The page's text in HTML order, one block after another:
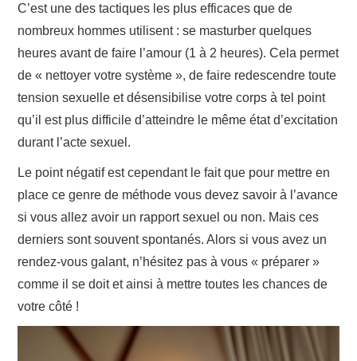
C’est une des tactiques les plus efficaces que de
nombreux hommes utilisent : se masturber quelques
heures avant de faire l’amour (1 à 2 heures). Cela permet
de « nettoyer votre système », de faire redescendre toute
tension sexuelle et désensibilise votre corps à tel point
qu’il est plus difficile d’atteindre le même état d’excitation
durant l’acte sexuel.
Le point négatif est cependant le fait que pour mettre en
place ce genre de méthode vous devez savoir à l’avance
si vous allez avoir un rapport sexuel ou non. Mais ces
derniers sont souvent spontanés. Alors si vous avez un
rendez-vous galant, n’hésitez pas à vous « préparer »
comme il se doit et ainsi à mettre toutes les chances de
votre côté !